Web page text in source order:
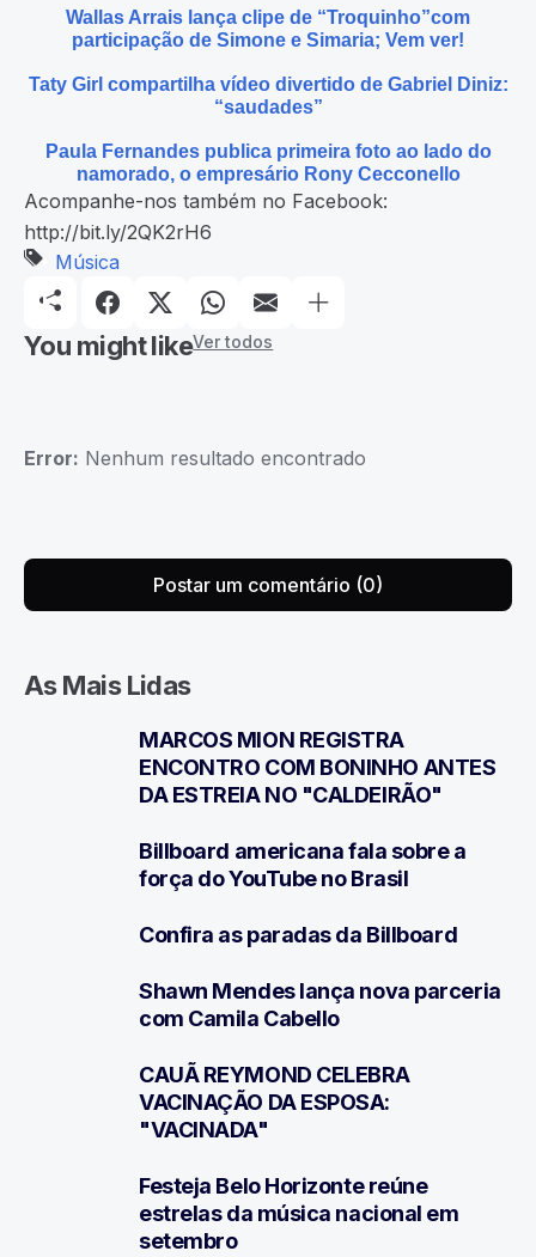
Wallas Arrais lança clipe de “Troquinho”com
participação de Simone e Simaria; Vem ver!
Taty Girl compartilha vídeo divertido de Gabriel Diniz:
“saudades”
Paula Fernandes publica primeira foto ao lado do
namorado, o empresário Rony Cecconello
Acompanhe-nos também no Facebook:
http://bit.ly/2QK2rH6
Música
You might likeVer todos
Error: Nenhum resultado encontrado
Postar um comentário (0)
As Mais Lidas
MARCOS MION REGISTRA
ENCONTRO COM BONINHO ANTES
DA ESTREIA NO "CALDEIRÃO"
Billboard americana fala sobre a
força do YouTube no Brasil
Confira as paradas da Billboard
Shawn Mendes lança nova parceria
com Camila Cabello
CAUÃ REYMOND CELEBRA
VACINAÇÃO DA ESPOSA:
"VACINADA"
Festeja Belo Horizonte reúne
estrelas da música nacional em
setembro